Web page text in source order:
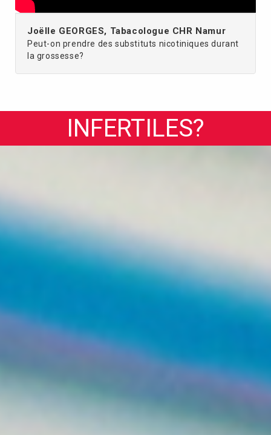
Joëlle GEORGES, Tabacologue CHR Namur
Peut-on prendre des substituts nicotiniques durant
la grossesse?
INFERTILES?